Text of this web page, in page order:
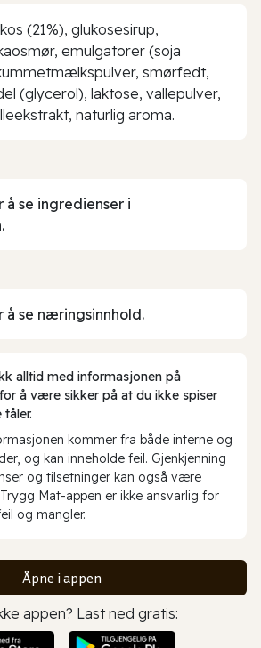
(21%), glukosesirup,
emulgatorer (soja
smørfedt,
(glycerol), laktose, vallepulver,
naturlig aroma.
å se ingredienser i
å se næringsinnhold.
alltid med informasjonen på
å være sikker på at du ikke spiser
kommer fra både interne og
og kan inneholde feil. Gjenkjenning
og tilsetninger kan også være
Mat-appen er ikke ansvarlig for
og mangler.
Åpne i appen
appen? Last ned gratis: